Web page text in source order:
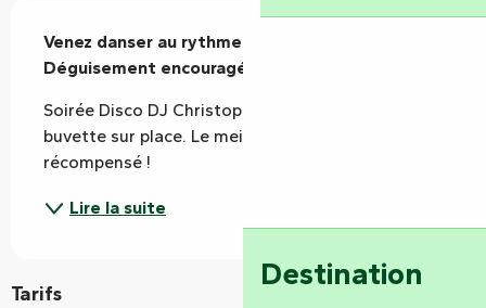
Destination
Venez danser au rythme de la disco !
Déguisement encouragé !!
Soirée Disco DJ Christophe. Sandwichs et
buvette sur place. Le meilleur déguisement sera
récompensé !
Lire la suite
Tarifs